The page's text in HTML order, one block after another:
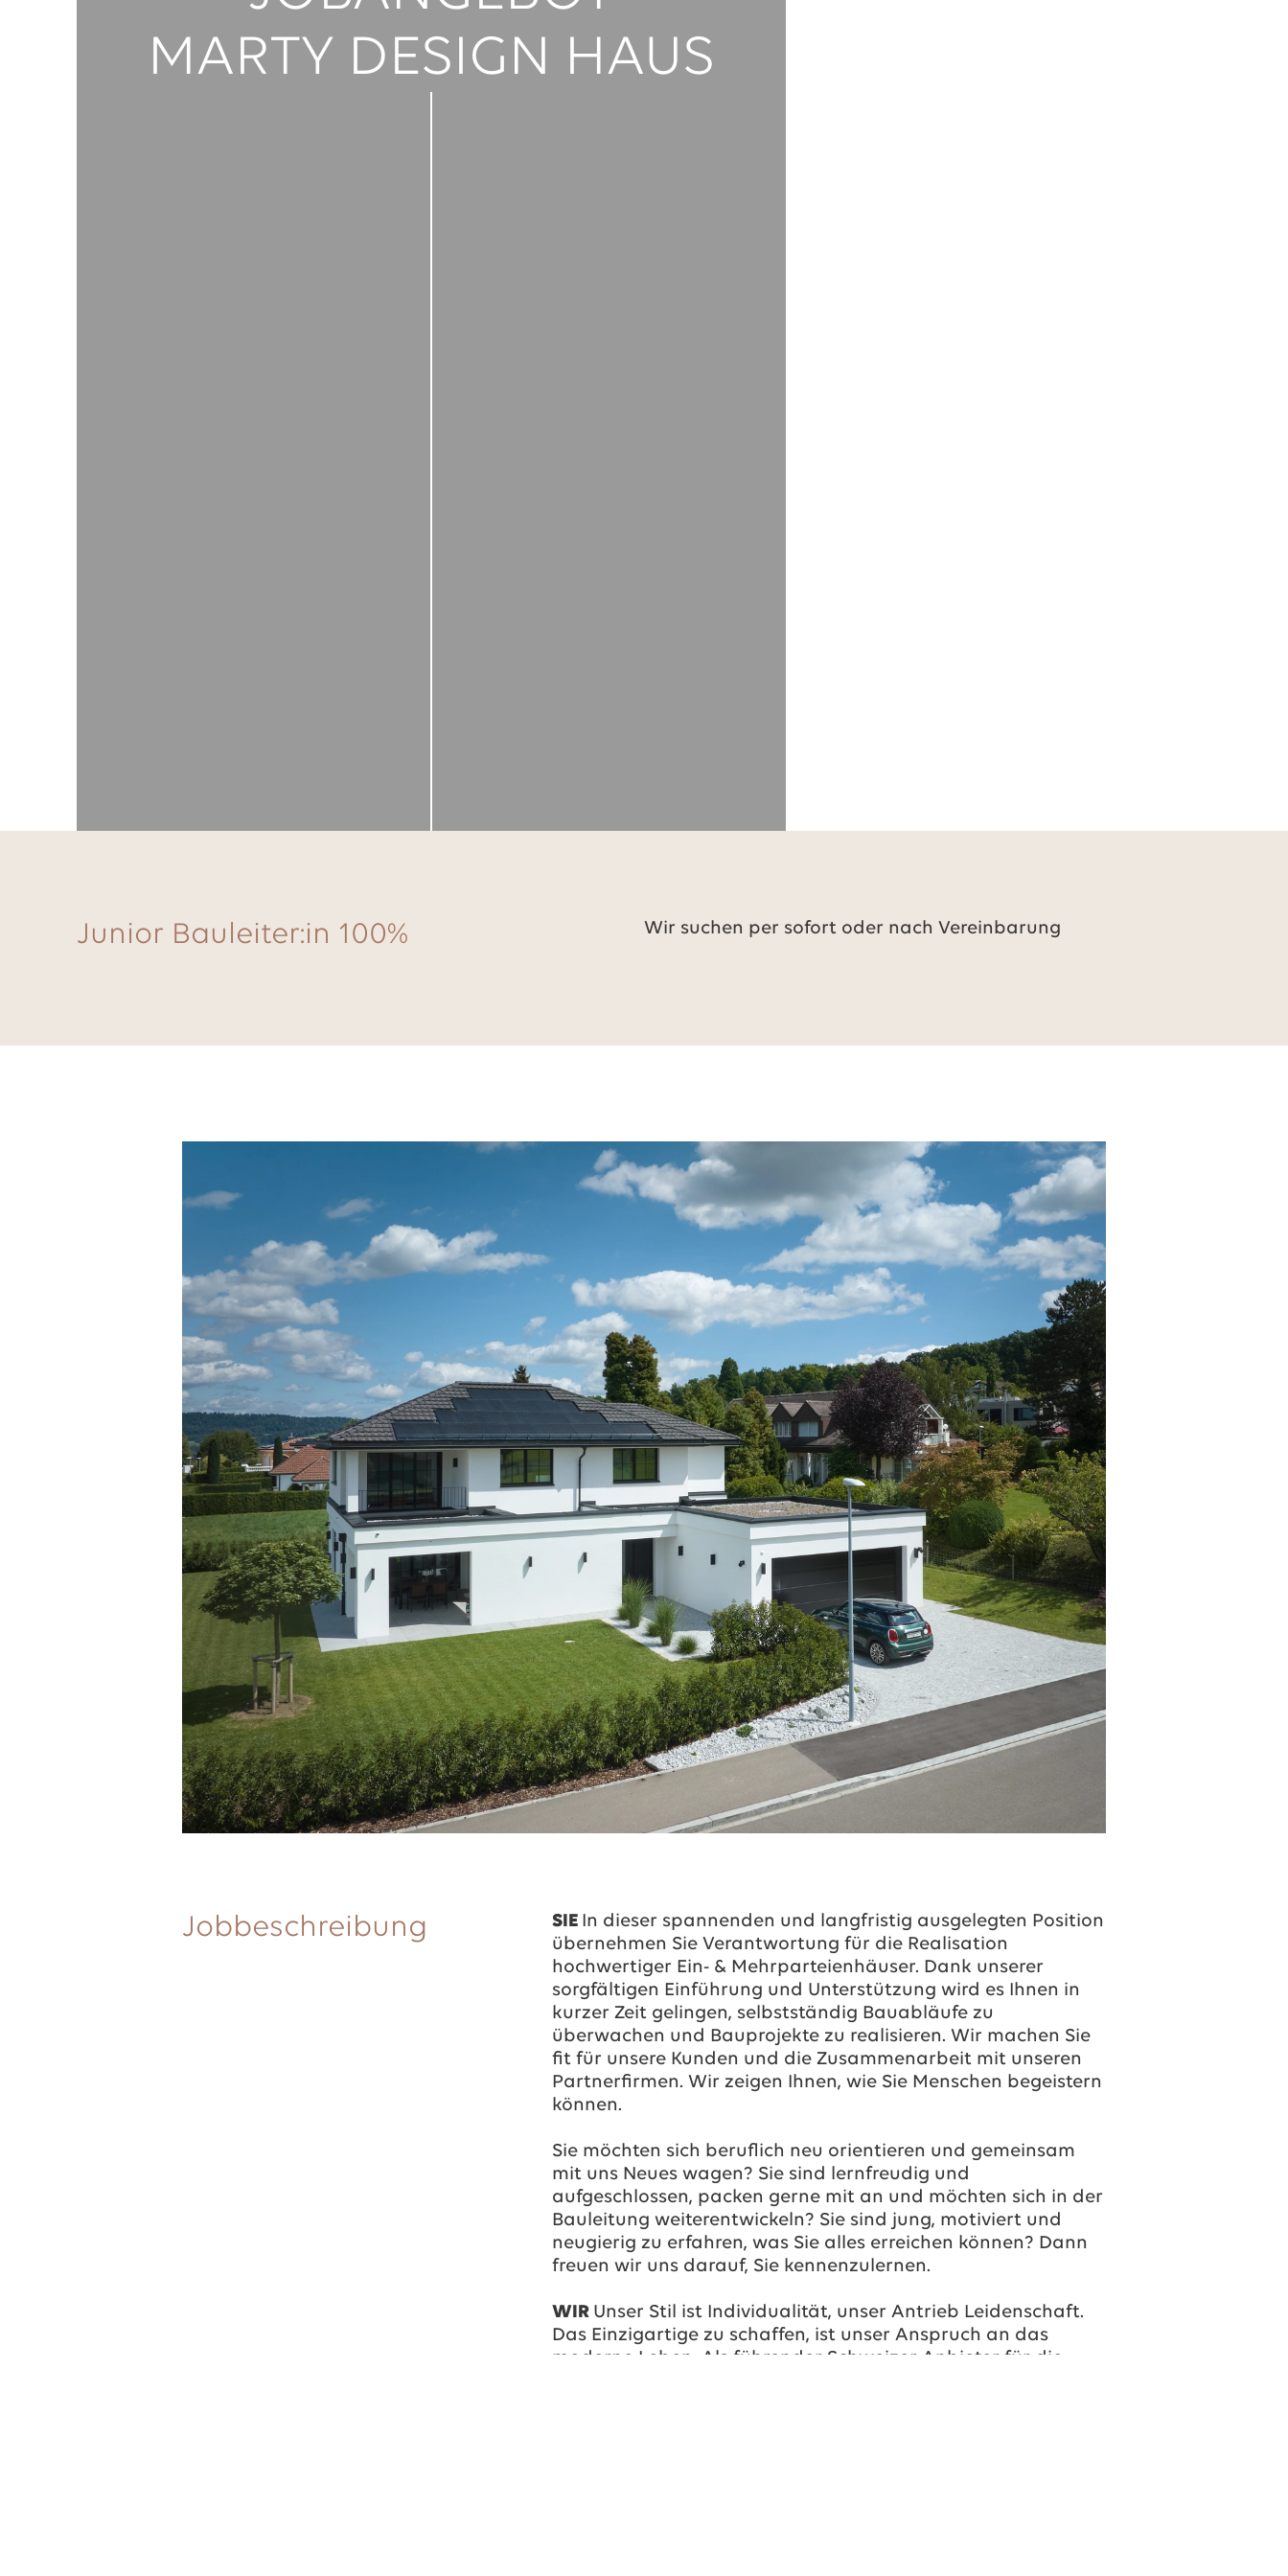
MARTY DESIGN HAUS
Junior Bauleiter:in 100% Wir suchen per sofort oder nach Vereinbarung
Jobbeschreibung SIE In dieser spannenden und langfristig ausgelegten Position
übernehmen Sie Verantwortung für die Realisation
hochwertiger Ein- & Mehrparteienhäuser. Dank unserer
sorgfältigen Einführung und Unterstützung wird es Ihnen in
kurzer Zeit gelingen, selbstständig Bauabläufe zu
überwachen und Bauprojekte zu realisieren. Wir machen Sie
fit für unsere Kunden und die Zusammenarbeit mit unseren
Partnerfirmen. Wir zeigen Ihnen, wie Sie Menschen begeistern
können.
Sie möchten sich beruflich neu orientieren und gemeinsam
mit uns Neues wagen? Sie sind lernfreudig und
aufgeschlossen, packen gerne mit an und möchten sich in der
Bauleitung weiterentwickeln? Sie sind jung, motiviert und
neugierig zu erfahren, was Sie alles erreichen können? Dann
freuen wir uns darauf, Sie kennenzulernen.
WIR Unser Stil ist Individualität, unser Antrieb Leidenschaft.
Das Einzigartige zu schaffen, ist unser Anspruch an das
moderne Leben. Als führender Schweizer Anbieter für die